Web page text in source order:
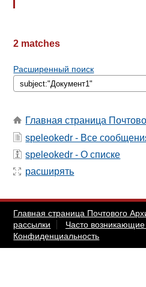
2 matches
Расширенный поиск
Главная страница
speleokedr - Все
speleokedr - О списке
расширять
Главная страница Почтового
рассылки
Часто
Конфиденциальность